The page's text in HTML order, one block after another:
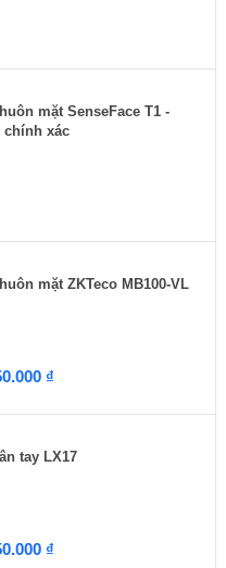
mặt SenseFace T1 -
chính xác
mặt ZKTeco MB100-VL
₫
tay LX17
₫